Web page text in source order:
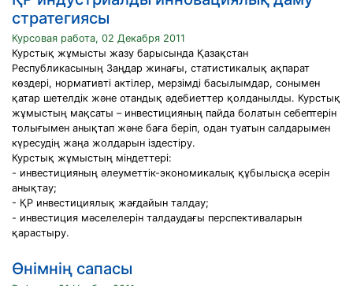
стратегиясы
Курсовая работа, 02 Декабря 2011
Курстық жұмысты жазу барысында Қазақстан
Республикасының Заңдар жинағы, статистикалық ақпарат
көздері, нормативті актілер, мерзімді басылымдар, сонымен
қатар шетелдік және отандық әдебиеттер қолданылды. Курстық
жұмыстың мақсаты – инвестицияның пайда болатын себептерін
толығымен анықтап және баға беріп, одан туатын салдарымен
күресудің жаңа жолдарын іздестіру.
Курстық жұмыстың міндеттері:
- инвестицияның әлеуметтік-экономикалық құбылысқа әсерін
анықтау;
- ҚР инвестициялық жағдайын талдау;
- инвестиция мәселелерін талдаудағы перспективаларын
қарастыру.
Өнімнің сапасы